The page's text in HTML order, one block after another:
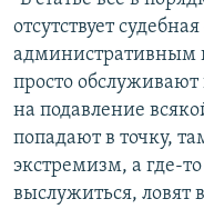
отсутствует
административным
просто обслуживают
на подавление
попадают в точку,
экстремизм, а где-
выслужиться, ловят